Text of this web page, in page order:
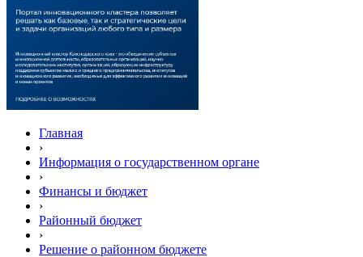
Главная
›
Информация о государственном органе
›
Финансы и бюджет
›
Районный бюджет
›
Решение о районном бюджете